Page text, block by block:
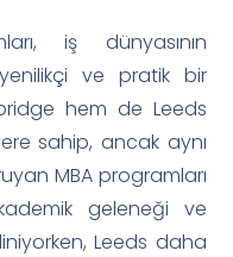
iş dünyasının
ve pratik bir
hem de Leeds
sahip, ancak aynı
MBA programları
geleneği ve
Leeds daha